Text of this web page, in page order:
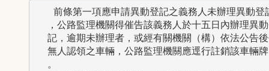
前條第一項應申請異動登記之義務人未辦理異動登
，公路監理機關得催告該義務人於十五日內辦理異
記，逾期未辦理者，或經有關機關（構）依法公告
無人認領之車輛，公路監理機關應逕行註銷該車輛
  。